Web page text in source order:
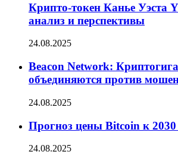
Крипто-токен Канье Уэста
анализ и перспективы
24.08.2025
Beacon Network:
объединяются против
24.08.2025
Прогноз цены Bitcoin к 2030
24.08.2025